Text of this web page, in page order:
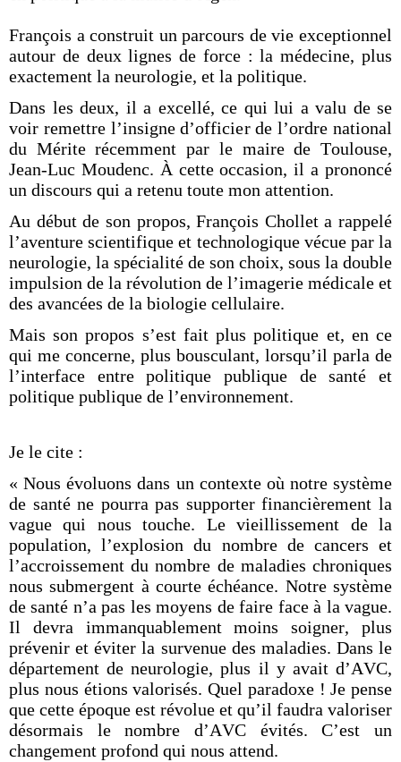
François a construit un parcours de vie exceptionnel
autour de deux lignes de force : la médecine, plus
exactement la neurologie, et la politique.
Dans les deux, il a excellé, ce qui lui a valu de se
voir remettre l’insigne d’officier de l’ordre national
du Mérite récemment par le maire de Toulouse,
Jean-Luc Moudenc. À cette occasion, il a prononcé
un discours qui a retenu toute mon attention.
Au début de son propos, François Chollet a rappelé
l’aventure scientifique et technologique vécue par la
neurologie, la spécialité de son choix, sous la double
impulsion de la révolution de l’imagerie médicale et
des avancées de la biologie cellulaire.
Mais son propos s’est fait plus politique et, en ce
qui me concerne, plus bousculant, lorsqu’il parla de
l’interface entre politique publique de santé et
politique publique de l’environnement.
Je le cite :
« Nous évoluons dans un contexte où notre système
de santé ne pourra pas supporter financièrement la
vague qui nous touche. Le vieillissement de la
population, l’explosion du nombre de cancers et
l’accroissement du nombre de maladies chroniques
nous submergent à courte échéance. Notre système
de santé n’a pas les moyens de faire face à la vague.
Il devra immanquablement moins soigner, plus
prévenir et éviter la survenue des maladies. Dans le
département de neurologie, plus il y avait d’AVC,
plus nous étions valorisés. Quel paradoxe ! Je pense
que cette époque est révolue et qu’il faudra valoriser
désormais le nombre d’AVC évités. C’est un
changement profond qui nous attend.